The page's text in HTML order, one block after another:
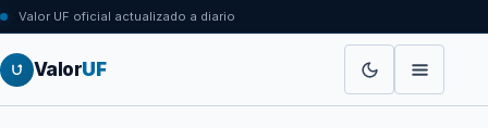
Valor UF oficial actualizado a diario
ValorUF